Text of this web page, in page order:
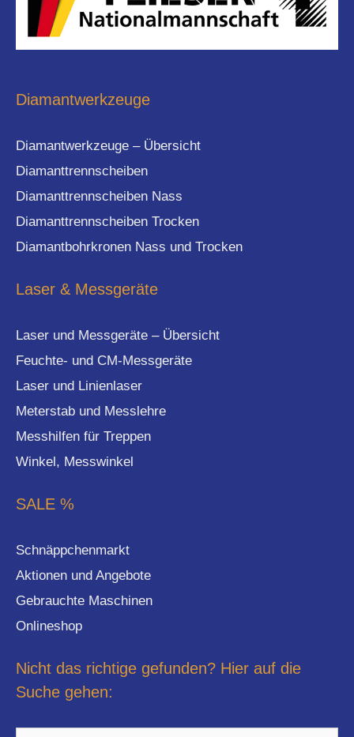
Diamantwerkzeuge
Diamantwerkzeuge – Übersicht
Diamanttrennscheiben
Diamanttrennscheiben Nass
Diamanttrennscheiben Trocken
Diamantbohrkronen Nass und Trocken
Laser & Messgeräte
Laser und Messgeräte – Übersicht
Feuchte- und CM-Messgeräte
Laser und Linienlaser
Meterstab und Messlehre
Messhilfen für Treppen
Winkel, Messwinkel
SALE %
Schnäppchenmarkt
Aktionen und Angebote
Gebrauchte Maschinen
Onlineshop
Nicht das richtige gefunden? Hier auf die
Suche gehen: